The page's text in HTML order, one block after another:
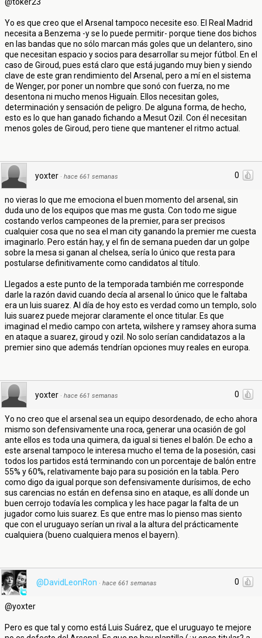
Yo es que creo que el Arsenal tampoco necesite eso. El Real Madrid
necesita a Benzema -y se lo puede permitir- porque tiene dos bichos
en las bandas que no sólo marcan más goles que un delantero, sino
que necesitan espacio y socios para desarrollar su mejor fútbol. En el
caso de Giroud, pues está claro que está jugando muy bien y siendo
clave de este gran rendimiento del Arsenal, pero a mí en el sistema
de Wenger, por poner un nombre que sonó con fuerza, no me
desentona ni mucho menos Higuaín. Ellos necesitan goles,
determinación y sensación de peligro. De alguna forma, de hecho,
esto es lo que han ganado fichando a Mesut Ozil. Con él necesitan
menos goles de Giroud, pero tiene que mantener el ritmo actual.
0
yoxter · hace 661 semanas
no vieras lo que me emociona el buen momento del arsenal, sin
duda uno de los equipos que mas me gusta. Con todo me sigue
costando verlos campeones de la premier, para ser precisos
cualquier cosa que no sea el man city ganando la premier me cuesta
imaginarlo. Pero están hay, y el fin de semana pueden dar un golpe
sobre la mesa si ganan al chelsea, sería lo único que resta para
postularse definitivamente como candidatos al título.
Llegados a este punto de la temporada también me corresponde
darle la razón david cuando decía al arsenal lo único que le faltaba
era un luis suarez. Al día de hoy esto es verdad como un templo, solo
luis suarez puede mejorar claramente el once titular. Es que
imaginad el medio campo con arteta, wilshere y ramsey ahora suma
en ataque a suarez, giroud y ozil. No solo serían candidatazos a la
premier sino que además tendrían opciones muy reales en europa.
0
yoxter · hace 661 semanas
Yo no creo que el arsenal sea un equipo desordenado, de echo ahora
mismo son defensivamente una roca, generar una ocasión de gol
ante ellos es toda una quimera, da igual si tienes el balón. De echo a
este arsenal tampoco le interesa mucho el tema de la posesión, casi
todos los partidos está terminando con un porcentaje de balón entre
55% y 60%, relativamente bajo para su posición en la tabla. Pero
como digo da igual porque son defensivamente durísimos, de echo
sus carencias no están en defensa sino en ataque, es allí donde un
buen cerrojo todavía les complica y les hace pagar la falta de un
jugador como luis suarez. Es que entre mas lo pienso mas siento
que con el uruguayo serían un rival a la altura del prácticamente
cualquiera (bueno cualquiera menos el bayern).
0
@DavidLeonRon · hace 661 semanas
@yoxter
Pero es que tal y como está Luis Suárez, que el uruguayo te mejore